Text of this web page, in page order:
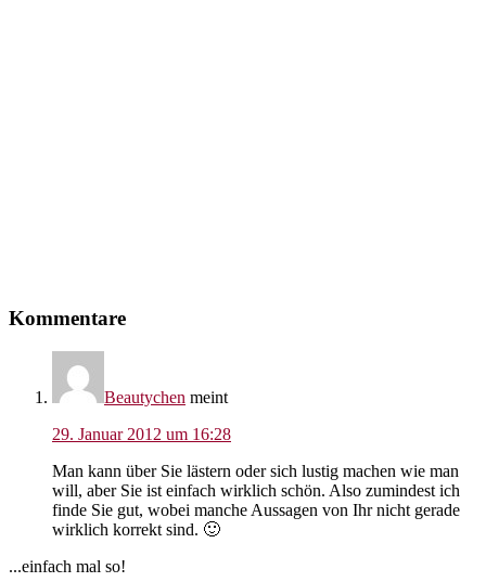
Interaktionen
Kommentare
Beautychen meint
29. Januar 2012 um 16:28
Man kann über Sie lästern oder sich lustig machen wie man
will, aber Sie ist einfach wirklich schön. Also zumindest ich
finde Sie gut, wobei manche Aussagen von Ihr nicht gerade
wirklich korrekt sind. 🙂
Seitenspalte
...einfach mal so!